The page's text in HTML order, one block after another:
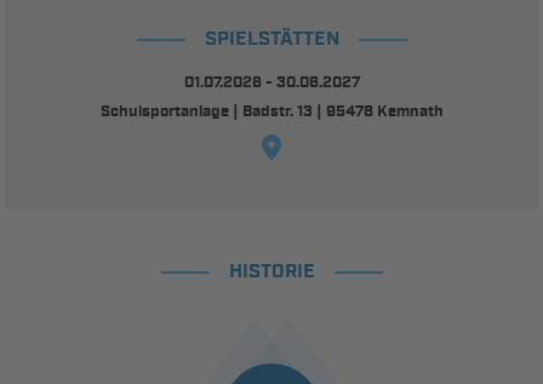
SPIELSTÄTTEN
01.07.2026 - 30.06.2027
Schulsportanlage | Badstr. 13 | 95478 Kemnath
HISTORIE